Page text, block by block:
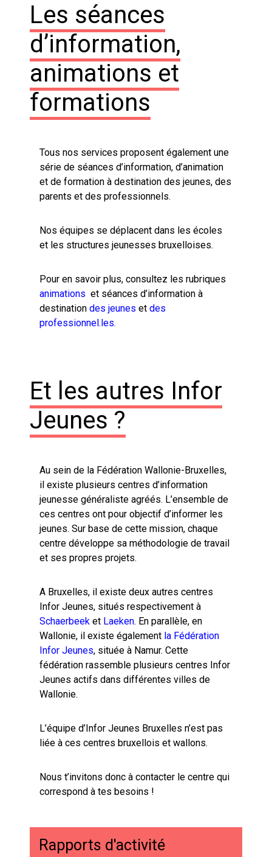
Les séances
d’information,
animations et
formations
Tous nos services proposent également une
série de séances d’information, d’animation
et de formation à destination des jeunes, des
parents et des professionnels.
Nos équipes se déplacent dans les écoles
et les structures jeunesses bruxelloises.
Pour en savoir plus, consultez les rubriques
animations et séances d’information à
destinationdes jeunes etdes
professionnel.les.
Et les autres Infor
Jeunes ?
Au sein de la Fédération Wallonie-Bruxelles,
il existe plusieurs centres d’information
jeunesse généraliste agréés. L’ensemble de
ces centres ont pour objectif d’informer les
jeunes. Sur base de cette mission, chaque
centre développe sa méthodologie de travail
et ses propres projets.
A Bruxelles, il existe deux autres centres
Infor Jeunes, situés respectivement à
Schaerbeek et Laeken. En parallèle, en
Wallonie, il existe également la Fédération
Infor Jeunes, située à Namur. Cette
fédération rassemble plusieurs centres Infor
Jeunes actifs dans différentes villes de
Wallonie.
L’équipe d’Infor Jeunes Bruxelles n’est pas
liée à ces centres bruxellois et wallons.
Nous t’invitons donc à contacter le centre qui
correspond à tes besoins !
Rapports d'activité